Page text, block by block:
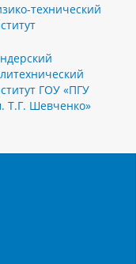
технический
ГОУ «ПГУ
Т.Г. Шевченко»